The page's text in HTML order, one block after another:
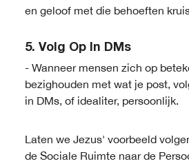
en geloof met die behoeften
5. Volg Op In DMs
- Wanneer mensen zich op
bezighouden met wat je post,
in DMs, of idealiter, persoonlijk.
Laten we Jezus' voorbeeld
de Sociale Ruimte naar de